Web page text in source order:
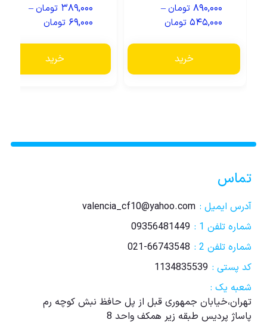
۸۹۰,۰۰۰ تومان–
۵۴۵,۰۰۰ تومان
خرید
۳۸۹,۰۰۰ تومان–
۶۹,۰۰۰ تومان
خرید
تماس
آدرس ایمیل : valencia_cf10@yahoo.com
شماره تلفن 1 :
09356481449
شماره تلفن 2 :
021-66743548
کد پستی : 1134835539
شعبه یک :
تهران،خیابان جمهوری قبل از پل حافظ نبش کوچه رم
پاساژ پردیس طبقه زیر همکف واحد 8